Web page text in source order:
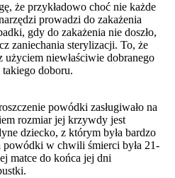
że przykładowo choć nie każde
prowadzi do zakażenia
gdy do zakażenia nie doszło,
zaniechania sterylizacji. To, że
użyciem niewłaściwie dobranego
doboru.
powódki zasługiwało na
rozmiar jej krzywdy jest
dziecko, z którym była bardzo
powódki w chwili śmierci była 21-
matce do końca jej dni